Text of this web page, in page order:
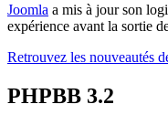
Joomla a mis à jour son
expérience avant la sortie
Retrouvez les nouveautés
PHPBB 3.2